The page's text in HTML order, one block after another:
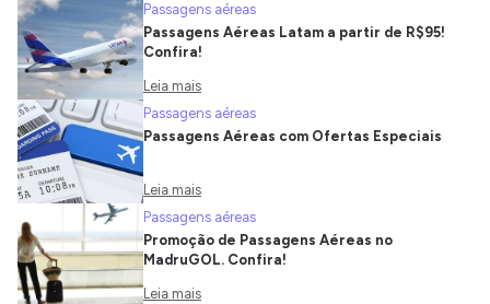
Passagens aéreas
Passagens Aéreas Latam a partir de R$95!
Confira!
Leia mais
Passagens aéreas
Passagens Aéreas com Ofertas Especiais
Leia mais
Passagens aéreas
Promoção de Passagens Aéreas no
MadruGOL. Confira!
Leia mais